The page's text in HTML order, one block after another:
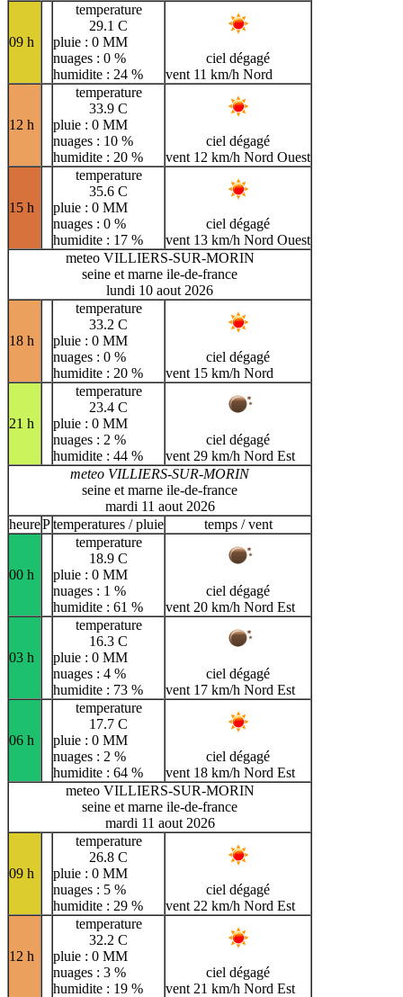
09 h
temperature
29.1 C
pluie : 0 MM
nuages : 0 %
humidite : 24 %
ciel dégagé
vent 11 km/h Nord
12 h
temperature
33.9 C
pluie : 0 MM
nuages : 10 %
humidite : 20 %
ciel dégagé
vent 12 km/h Nord Ouest
15 h
temperature
35.6 C
pluie : 0 MM
nuages : 0 %
humidite : 17 %
ciel dégagé
vent 13 km/h Nord Ouest
meteo VILLIERS-SUR-MORIN
seine et marne ile-de-france
lundi 10 aout 2026
18 h
temperature
33.2 C
pluie : 0 MM
nuages : 0 %
humidite : 20 %
ciel dégagé
vent 15 km/h Nord
21 h
temperature
23.4 C
pluie : 0 MM
nuages : 2 %
humidite : 44 %
ciel dégagé
vent 29 km/h Nord Est
meteo VILLIERS-SUR-MORIN
seine et marne ile-de-france
mardi 11 aout 2026
heurePtemperatures / pluie temps / vent
00 h
temperature
18.9 C
pluie : 0 MM
nuages : 1 %
humidite : 61 %
ciel dégagé
vent 20 km/h Nord Est
03 h
temperature
16.3 C
pluie : 0 MM
nuages : 4 %
humidite : 73 %
ciel dégagé
vent 17 km/h Nord Est
06 h
temperature
17.7 C
pluie : 0 MM
nuages : 2 %
humidite : 64 %
ciel dégagé
vent 18 km/h Nord Est
meteo VILLIERS-SUR-MORIN
seine et marne ile-de-france
mardi 11 aout 2026
09 h
temperature
26.8 C
pluie : 0 MM
nuages : 5 %
humidite : 29 %
ciel dégagé
vent 22 km/h Nord Est
12 h
temperature
32.2 C
pluie : 0 MM
nuages : 3 %
humidite : 19 %
ciel dégagé
vent 21 km/h Nord Est